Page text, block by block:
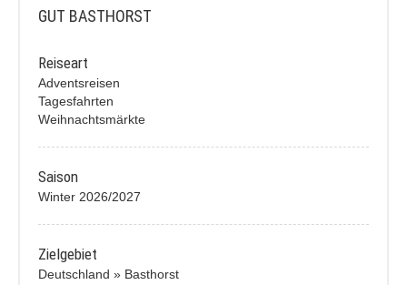
GUT BASTHORST
Reiseart
Adventsreisen
Tagesfahrten
Weihnachtsmärkte
Saison
Winter 2026/2027
Zielgebiet
Deutschland » Basthorst